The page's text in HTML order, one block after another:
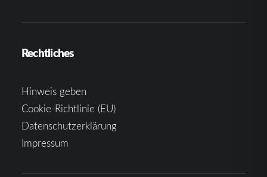
Rechtliches
Hinweis geben
Cookie-Richtlinie (EU)
Datenschutzerklärung
Impressum